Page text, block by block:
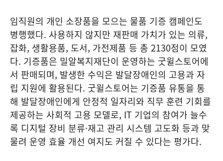
임직원의 개인 소장품을 모으는 물품 기증 캠페인도
병행했다. 사용하지 않지만 재판매 가치가 있는 의류,
잡화, 생활용품, 도서, 가전제품 등 총 2130점이 모였
다. 기증품은 밀알복지재단이 운영하는 굿윌스토어에
서 판매되며, 발생한 수익은 발달장애인의 고용과 자
립 지원에 활용된다. 굿윌스토어는 기증품 유통을 통
해 발달장애인에게 안정적 일자리와 직무 훈련 기회를
제공하는 사회적 고용 모델로, IT 기업의 참여가 늘수
록 디지털 장비 분류·재고 관리 시스템 고도화 등과 맞
물려 운영 효율 개선 여지도 커질 수 있다는 평가다.